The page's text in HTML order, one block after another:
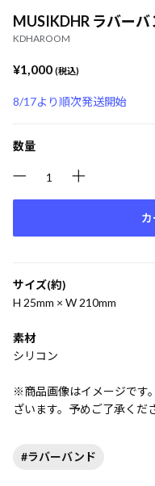
MUSIKDHR ラバーバ
KDHAROOM
¥1,000 (税込)
8/17より順次発送開始
数量
サイズ(約)
H 25mm × W 210mm
素材
シリコン
※商品画像はイメージです
ざいます。予めご了承くだ
#ラバーバンド